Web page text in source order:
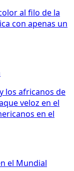
al filo de la
con apenas un
los africanos de
veloz en el
en el
el Mundial